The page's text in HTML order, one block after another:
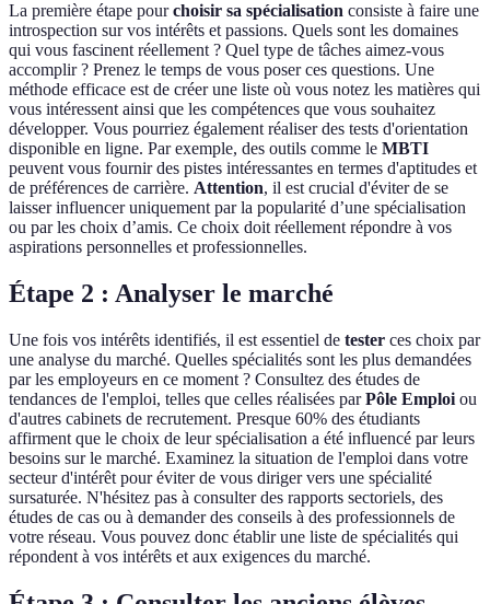
La première étape pourchoisir sa spécialisation consiste à faire une
introspection sur vos intérêts et passions. Quels sont les domaines
qui vous fascinent réellement ? Quel type de tâches aimez-vous
accomplir ? Prenez le temps de vous poser ces questions. Une
méthode efficace est de créer une liste où vous notez les matières qui
vous intéressent ainsi que les compétences que vous souhaitez
développer. Vous pourriez également réaliser des tests d'orientation
disponible en ligne. Par exemple, des outils comme le MBTI
peuvent vous fournir des pistes intéressantes en termes d'aptitudes et
de préférences de carrière. Attention, il est crucial d'éviter de se
laisser influencer uniquement par la popularité d’une spécialisation
ou par les choix d’amis. Ce choix doit réellement répondre à vos
aspirations personnelles et professionnelles.
Étape 2 : Analyser le marché
Une fois vos intérêts identifiés, il est essentiel de tester ces choix par
une analyse du marché. Quelles spécialités sont les plus demandées
par les employeurs en ce moment ? Consultez des études de
tendances de l'emploi, telles que celles réalisées parPôle Emploi ou
d'autres cabinets de recrutement. Presque 60% des étudiants
affirment que le choix de leur spécialisation a été influencé par leurs
besoins sur le marché. Examinez la situation de l'emploi dans votre
secteur d'intérêt pour éviter de vous diriger vers une spécialité
sursaturée. N'hésitez pas à consulter des rapports sectoriels, des
études de cas ou à demander des conseils à des professionnels de
votre réseau. Vous pouvez donc établir une liste de spécialités qui
répondent à vos intérêts et aux exigences du marché.